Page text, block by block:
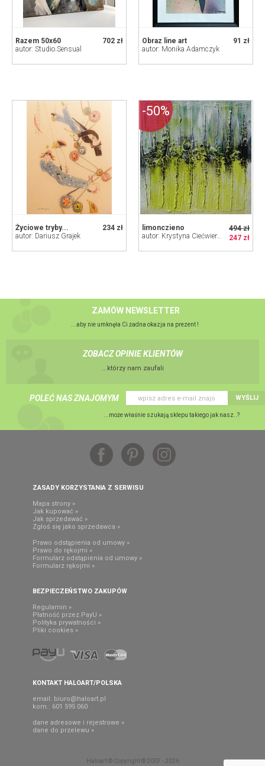
702 zł
Razem 50x60
autor: Studio.Sensual
91 zł
Obraz line art
autor: Monika Adamczyk
234 zł
Życiowe tryby...
autor: Dariusz Grajek
494 zł
247 zł
limonczieno
autor: Krystyna Ciećwierska
-50%
ZAMÓW NEWSLETTER
...aby nie umknęła Ci żadna okazja na prezent !
ZOBACZ OPINIE KLIENTÓW
...którzy nam zaufali
POLEĆ NAS ZNAJOMYM WYŚLIJ
...może właśnie szukają sklepu takiego jak nasz..?
ZASADY KORZYSTANIA Z SERWISU
Mapa strony »
Jak kupować »
Jak sprzedawać »
Zgłoś się jako sprzedawca »
Prawo odstąpienia od umowy »
Prawo do rękojmi »
Formularz odstąpienia od umowy »
Formularz rękojmi »
BEZPIECZEŃSTWO ZAKUPÓW
Regulamin »
Płatność przez PayU »
Polityka prywatności »
Pliki cookies »
KONTAKT HALOART/POLSKA
email: biuro@haloart.pl
kom.: 601 595 060
dane adresowe i rejestrowe »
dane do przelewu »
Haloart © Copyright © 2007 - 2026